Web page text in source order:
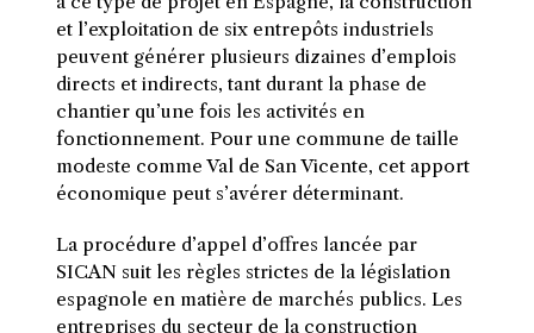
et l’exploitation de six entrepôts industriels
peuvent générer plusieurs dizaines d’emplois
directs et indirects, tant durant la phase de
chantier qu’une fois les activités en
fonctionnement. Pour une commune de taille
modeste comme Val de San Vicente, cet apport
économique peut s’avérer déterminant.
La procédure d’appel d’offres lancée par
SICAN suit les règles strictes de la législation
espagnole en matière de marchés publics. Les
entreprises du secteur de la construction